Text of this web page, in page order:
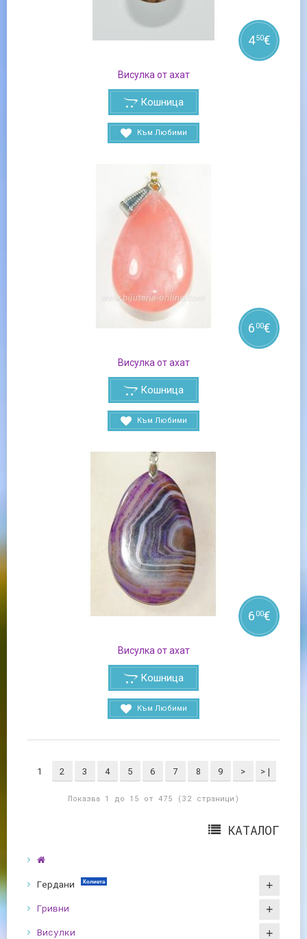
Висулка от ахат
450€
Кошница
Към Любими
Висулка от ахат
6 00€
Кошница
Към Любими
Висулка от ахат
6 00€
Кошница
Към Любими
1 2 3 4 5 6 7 8 9 > >|
Показва 1 до 15 от 475 (32 страници)
КАТАЛОГ
Гердани Колиета
Гривни
Висулки